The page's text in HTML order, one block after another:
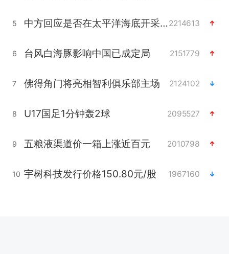
5 中方回应是否在太平洋海底开采稀土2214613
6 台风白海豚影响中国已成定局 2151779
7 佛得角门将亮相智利俱乐部主场 2124102
8 U17国足1分钟轰2球 2095527
9 五粮液渠道价一箱上涨近百元 2010798
10 宇树科技发行价格150.80元/股 1967160